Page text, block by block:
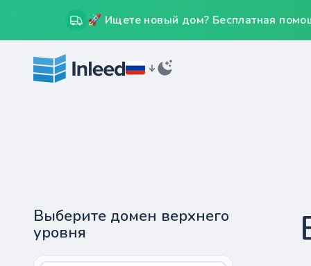
🚀 Ищете новый дом? Бесплатная
Выберите домен верхнего
уровня